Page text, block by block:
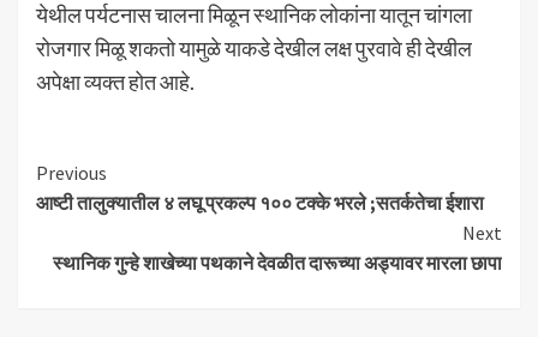
येथील पर्यटनास चालना मिळून स्थानिक लोकांना यातून चांगला
रोजगार मिळू शकतो यामुळे याकडे देखील लक्ष पुरवावे ही देखील
अपेक्षा व्यक्त होत आहे.
Continue
Reading
Previous
आष्टी तालुक्यातील ४ लघू प्रकल्प १०० टक्के भरले ;सतर्कतेचा ईशारा
Next
स्थानिक गुन्हे शाखेच्या पथकाने देवळीत दारूच्या अड्यावर मारला छापा